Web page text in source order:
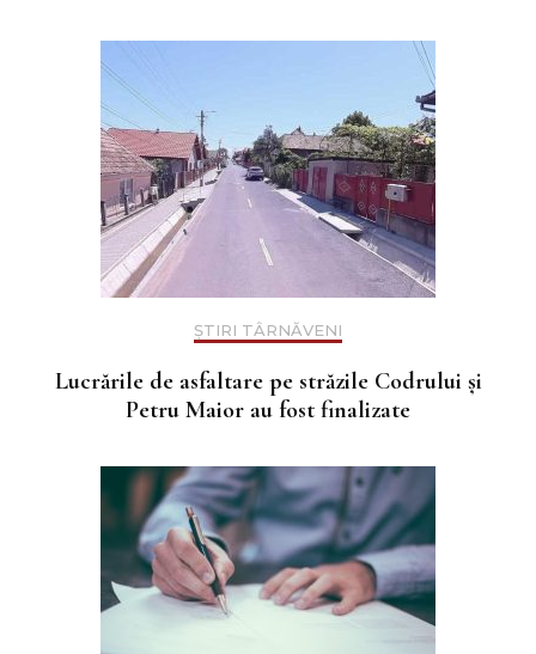
ȘTIRI TÂRNĂVENI
Lucrările de asfaltare pe străzile Codrului și
Petru Maior au fost finalizate